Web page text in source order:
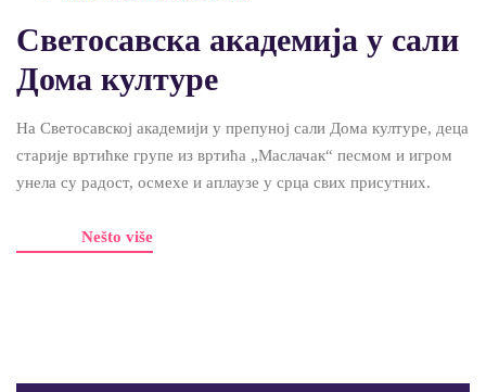
Светосавска академија у сали
Дома културе
На Светосавској академији у препуној сали Дома културе, деца
старије вртићке групе из вртића „Маслачак“ песмом и игром
унела су радост, осмехе и аплаузе у срца свих присутних.
Nešto više